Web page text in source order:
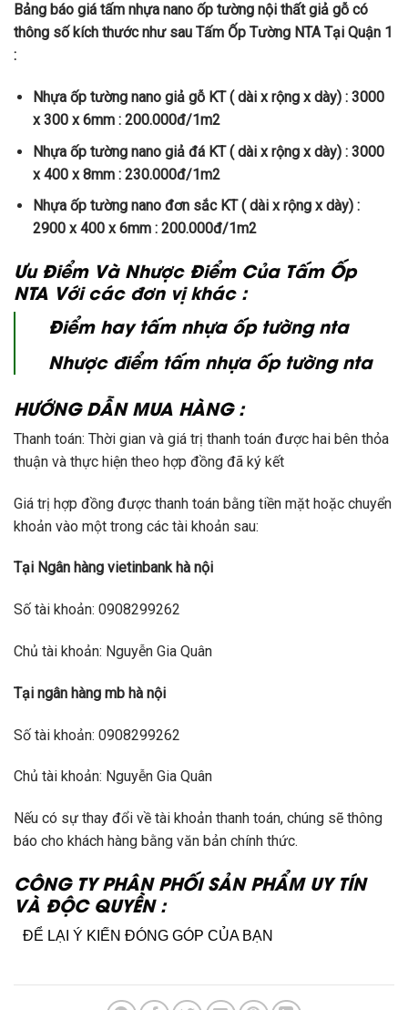
Bảng báo giá tấm nhựa nano ốp tường nội thất giả gỗ có
thông số kích thước như sau Tấm Ốp Tường NTA Tại Quận 1
:
Nhựa ốp tường nano giả gỗ KT ( dài x rộng x dày) : 3000
x 300 x 6mm : 200.000đ/1m2
Nhựa ốp tường nano giả đá KT ( dài x rộng x dày) : 3000
x 400 x 8mm : 230.000đ/1m2
Nhựa ốp tường nano đơn sắc KT ( dài x rộng x dày) :
2900 x 400 x 6mm : 200.000đ/1m2
Ưu Điểm Và Nhược Điểm Của Tấm Ốp
NTA Với các đơn vị khác :
Điểm hay tấm nhựa ốp tường nta
Nhược điểm tấm nhựa ốp tường nta
HƯỚNG DẪN MUA HÀNG :
Thanh toán: Thời gian và giá trị thanh toán được hai bên thỏa
thuận và thực hiện theo hợp đồng đã ký kết
Giá trị hợp đồng được thanh toán bằng tiền mặt hoặc chuyển
khoản vào một trong các tài khoản sau:
Tại Ngân hàng vietinbank hà nội
Số tài khoản: 0908299262
​Chủ tài khoản: Nguyễn Gia Quân
Tại ngân hàng mb hà nội
​Số tài khoản: 0908299262
Chủ tài khoản: Nguyễn Gia Quân
Nếu có sự thay đổi về tài khoản thanh toán, chúng sẽ thông
báo cho khách hàng bằng văn bản chính thức.
CÔNG TY PHÂN PHỐI SẢN PHẨM UY TÍN
VÀ ĐỘC QUYỀN :
ĐỂ LẠI Ý KIẾN ĐÓNG GÓP CỦA BẠN